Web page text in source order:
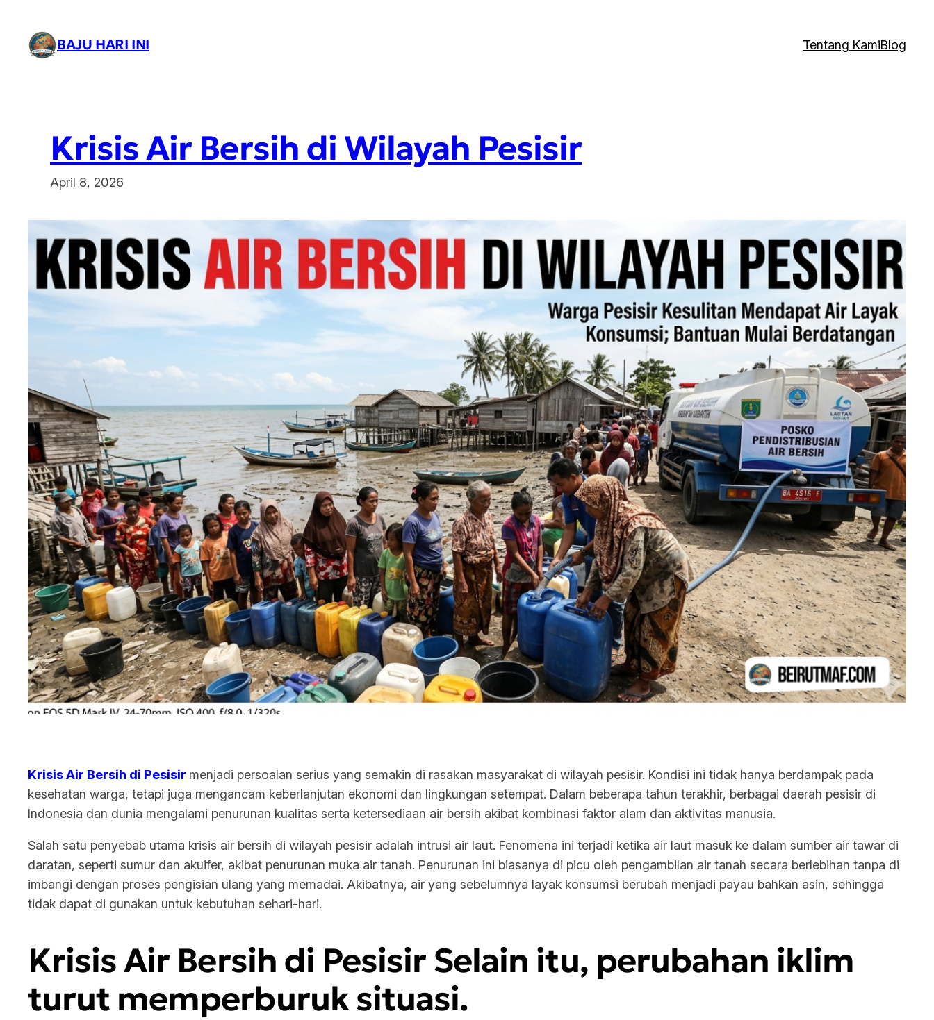
konten
BAJU HARI INI Tentang KamiBlog
Krisis Air Bersih di Wilayah Pesisir
April 8, 2026
Krisis Air Bersih di Pesisir menjadi persoalan serius yang semakin di rasakan masyarakat di wilayah pesisir. Kondisi ini tidak hanya berdampak pada
kesehatan warga, tetapi juga mengancam keberlanjutan ekonomi dan lingkungan setempat. Dalam beberapa tahun terakhir, berbagai daerah pesisir di
Indonesia dan dunia mengalami penurunan kualitas serta ketersediaan air bersih akibat kombinasi faktor alam dan aktivitas manusia.
Salah satu penyebab utama krisis air bersih di wilayah pesisir adalah intrusi air laut. Fenomena ini terjadi ketika air laut masuk ke dalam sumber air tawar di
daratan, seperti sumur dan akuifer, akibat penurunan muka air tanah. Penurunan ini biasanya di picu oleh pengambilan air tanah secara berlebihan tanpa di
imbangi dengan proses pengisian ulang yang memadai. Akibatnya, air yang sebelumnya layak konsumsi berubah menjadi payau bahkan asin, sehingga
tidak dapat di gunakan untuk kebutuhan sehari-hari.
Krisis Air Bersih di Pesisir Selain itu, perubahan iklim
turut memperburuk situasi.